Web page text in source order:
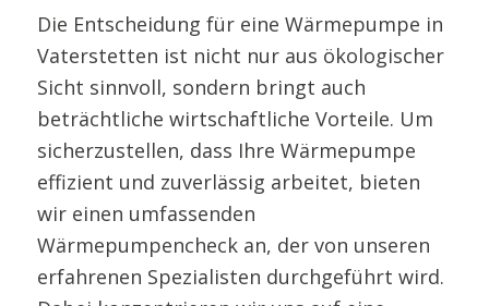
Die Entscheidung für eine Wärmepumpe in
Vaterstetten ist nicht nur aus ökologischer
Sicht sinnvoll, sondern bringt auch
beträchtliche wirtschaftliche Vorteile. Um
sicherzustellen, dass Ihre Wärmepumpe
effizient und zuverlässig arbeitet, bieten
wir einen umfassenden
Wärmepumpencheck an, der von unseren
erfahrenen Spezialisten durchgeführt wird.